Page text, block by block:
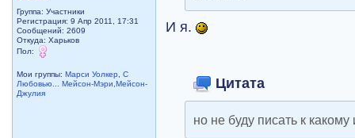
Группа: Участники
Регистрация: 9 Апр 2011, 17:31
Сообщений: 2609
Откуда: Харьков
Пол:
Мои группы:Марси Уолкер ,С
Любовью... Мейсон-Мэри,Мейсон-
Джулия
И я.
Цитата
но не буду писать к